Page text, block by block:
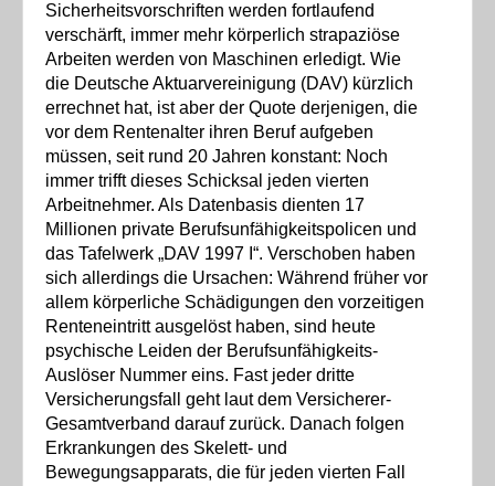
Sicherheitsvorschriften werden fortlaufend
verschärft, immer mehr körperlich strapaziöse
Arbeiten werden von Maschinen erledigt. Wie
die Deutsche Aktuarvereinigung (DAV) kürzlich
errechnet hat, ist aber der Quote derjenigen, die
vor dem Rentenalter ihren Beruf aufgeben
müssen, seit rund 20 Jahren konstant: Noch
immer trifft dieses Schicksal jeden vierten
Arbeitnehmer. Als Datenbasis dienten 17
Millionen private Berufsunfähigkeitspolicen und
das Tafelwerk „DAV 1997 I“. Verschoben haben
sich allerdings die Ursachen: Während früher vor
allem körperliche Schädigungen den vorzeitigen
Renteneintritt ausgelöst haben, sind heute
psychische Leiden der Berufsunfähigkeits-
Auslöser Nummer eins. Fast jeder dritte
Versicherungsfall geht laut dem Versicherer-
Gesamtverband darauf zurück. Danach folgen
Erkrankungen des Skelett- und
Bewegungsapparats, die für jeden vierten Fall